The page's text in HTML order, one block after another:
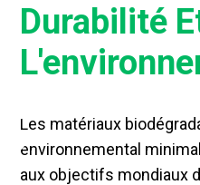
Durabilité
Les matériaux
environnemental
aux objectifs mondiaux